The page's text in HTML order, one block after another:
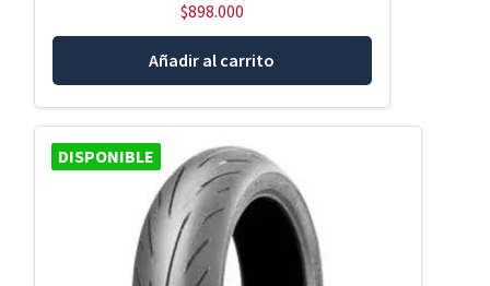
$898.000
Añadir al carrito
DISPONIBLE